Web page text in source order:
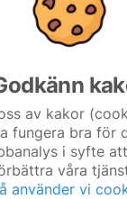
av kakor
fungera bra för
i syfte
våra
använder vi